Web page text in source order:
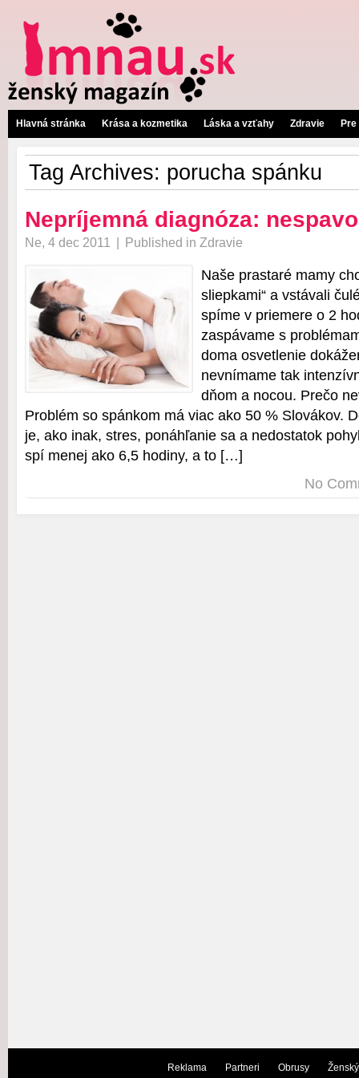
Hlavná stránka Krása a kozmetika Láska a vzťahy Zdravie
Tag Archives: porucha spánku
Nepríjemná diagnóza:
Ne, 4 dec 2011 | Published in Zdravie
Naše prastaré mamy
sliepkami“ a vstávali
spíme v priemere o 2
zaspávame s
doma osvetlenie
nevnímame tak
dňom a nocou. Prečo
Problém so spánkom má viac ako 50 % Slovákov.
je, ako inak, stres, ponáhľanie sa a nedostatok
spí menej ako 6,5 hodiny, a to […]
No
Reklama Partneri Obrusy